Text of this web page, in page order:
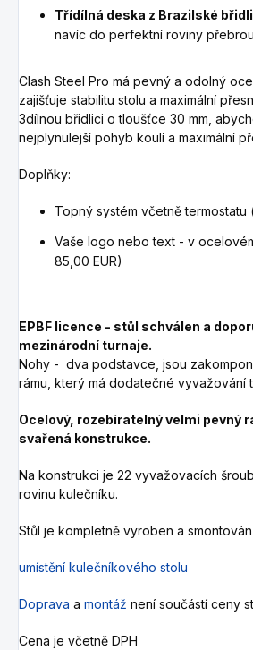
Třídílná deska z Brazilské
navíc do perfektní roviny
Clash Steel Pro má pevný a odolný
zajišťuje stabilitu stolu a maximální
3dílnou břidlici o tloušťce 30 mm,
nejplynulejší pohyb koulí a maximální
Doplňky:
Topný systém včetně
Vaše logo nebo text - v
85,00 EUR)
EPBF licence - stůl schválen a
mezinárodní turnaje.
Nohy - dva podstavce, jsou
rámu, který má dodatečné vyvažování
Ocelový, rozebíratelný velmi pevný
svařená konstrukce.
Na konstrukci je 22 vyvažovacích
rovinu kulečníku.
Stůl je kompletně vyroben a
umístění kulečníkového stolu
Doprava a montáž není součástí ceny
Cena je včetně DPH